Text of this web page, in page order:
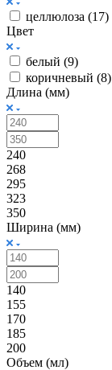
целлюлоза (17)
Цвет
белый (9)
коричневый (8)
Длина (мм)
240
268
295
323
350
Ширина (мм)
140
155
170
185
200
Объем (мл)